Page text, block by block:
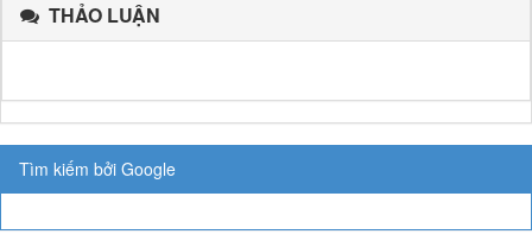
THẢO LUẬN
Tìm kiếm bởi Google